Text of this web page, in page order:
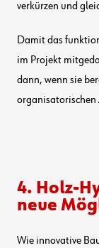
verkürzen und
Damit das
im Projekt
dann, wenn sie
organisatorischen
4. Holz-
neue
Wie innovative